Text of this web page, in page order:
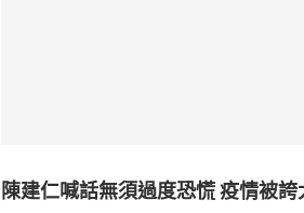
陳建仁喊話無須過度恐慌 疫情被誇